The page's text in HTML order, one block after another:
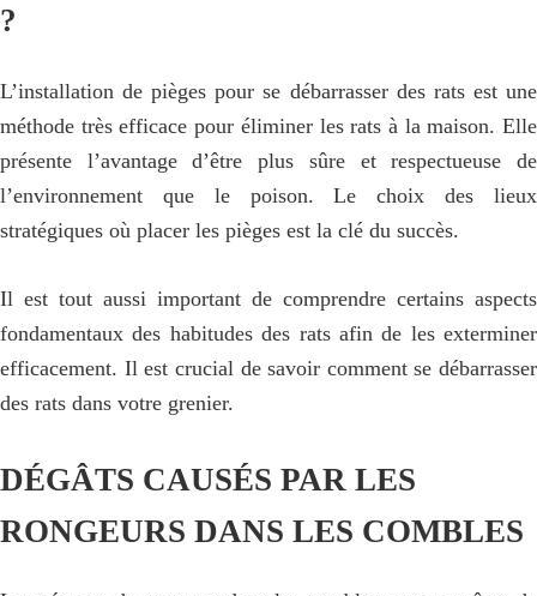
?
L’installation de pièges pour se débarrasser des rats est une
méthode très efficace pour éliminer les rats à la maison. Elle
présente l’avantage d’être plus sûre et respectueuse de
l’environnement que le poison. Le choix des lieux
stratégiques où placer les pièges est la clé du succès.
Il est tout aussi important de comprendre certains aspects
fondamentaux des habitudes des rats afin de les exterminer
efficacement. Il est crucial de savoir comment se débarrasser
des rats dans votre grenier.
DÉGÂTS CAUSÉS PAR LES
RONGEURS DANS LES COMBLES